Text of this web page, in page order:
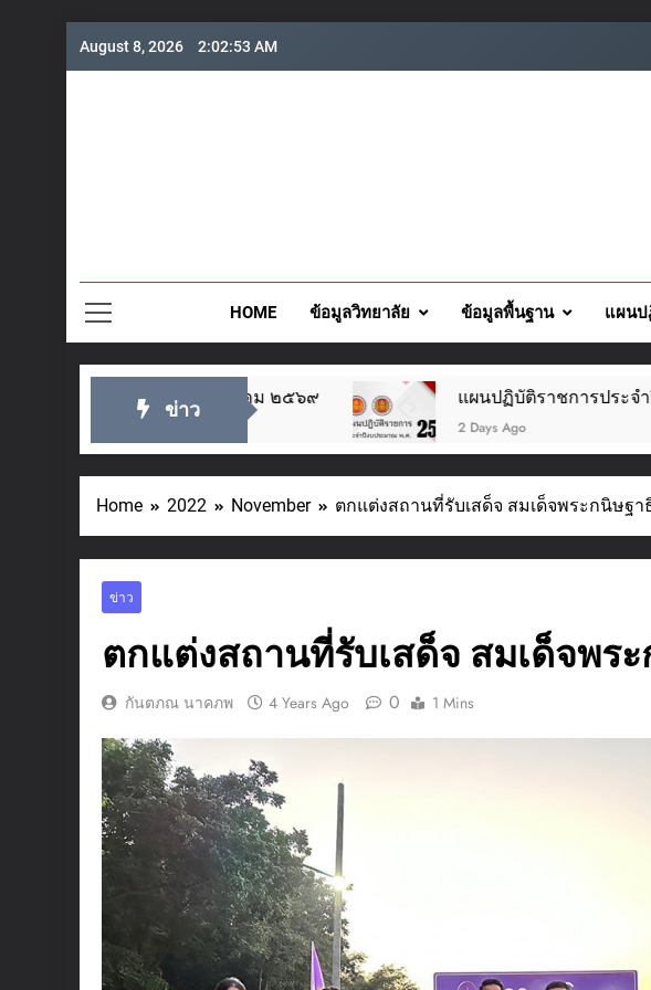
August 8, 2026 2:02:54 AM
HOME ข้อมูลวิทยาลัย ข้อมูลพื้นฐาน แผนป
ข่าว แผนปฏิบัติราชการประจำปี 2569 ชมรม
Home 2022 November ตกแต่งสถานที่รับเสด็จ สมเด็จพระกนิษฐา
ข่าว
ตกแต่งสถานที่รับเสด็จ สมเด็จพร
กันตภณ นาคภพ 4 Years Ago 0 1 Mins